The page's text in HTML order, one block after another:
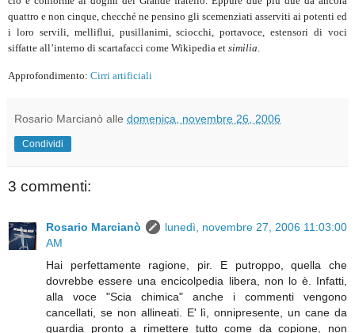
quattro e non cinque, checché ne pensino gli scemenziati asserviti ai potenti ed
i loro servili, melliflui, pusillanimi, sciocchi, portavoce, estensori di voci
siffatte all’interno di scartafacci come Wikipedia et similia
Approfondimento: Cirri artificiali
Rosario Marcianò alle domenica, novembre 26, 2006
Condividi
3 commenti:
Rosario Marcianò
lunedì, novembre 27, 2006 11:03:00
AM
Hai perfettamente ragione, pir. E putroppo, quella che
dovrebbe essere una encicolpedia libera, non lo è. Infatti,
alla voce "Scia chimica" anche i commenti vengono
cancellati, se non allineati. E' lì, onnipresente, un cane da
guardia pronto a rimettere tutto come da copione, non